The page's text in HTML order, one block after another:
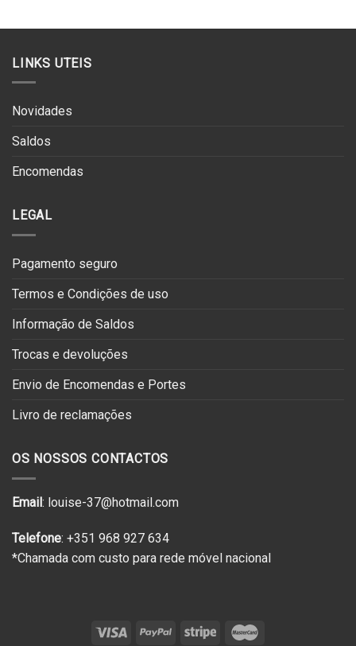
€145.00.€72.50.
€99.90.€49.95.
LINKS UTEIS
Novidades
Saldos
Encomendas
LEGAL
Pagamento seguro
Termos e Condições de uso
Informação de Saldos
Trocas e devoluções
Envio de Encomendas e Portes
Livro de reclamações
OS NOSSOS CONTACTOS
Email: louise-37@hotmail.com
Telefone: +351 968 927 634
*Chamada com custo para rede móvel nacional